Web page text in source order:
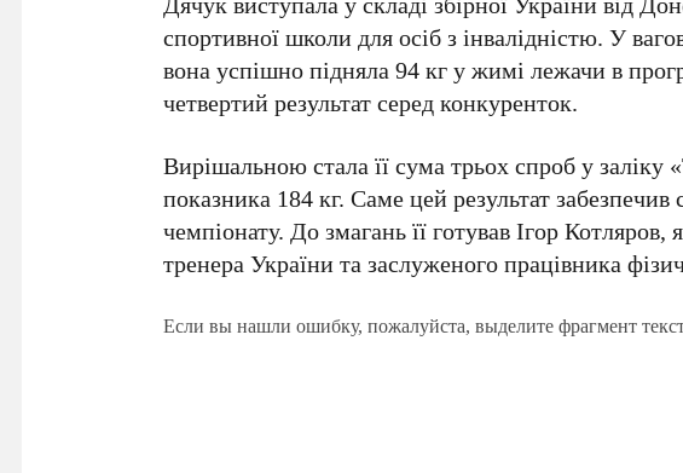
спортивної школи для осіб з інвалідністю. У
вона успішно підняла94 кгу жимі лежачи в
четвертий результат серед конкуренток.
Вирішальною стала її сума трьох спроб у заліку
показника 184 кг. Саме цей результат
чемпіонату. До змагань її готувавІгор Котляров,
тренера України та заслуженого працівника
Если вы нашли ошибку, пожалуйста, выделите фрагмент